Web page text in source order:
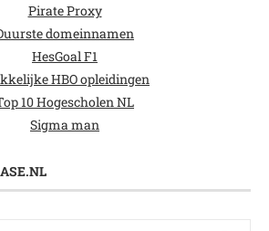
Pirate Proxy
domeinnamen
HesGoal F1
HBO opleidingen
10 Hogescholen NL
Sigma man